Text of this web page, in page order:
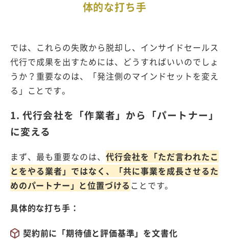
体的な打ち手
では、これらの失敗から脱却し、インサイドセールス
代行で成果を出すためには、どうすればいいのでしょ
うか？重要なのは、「発注側のマインドセットを変え
る」ことです。
1. 代行会社を「作業者」から「パートナー」
に変える
まず、最も重要なのは、代行会社を「ただ言われたこ
とをやる業者」ではなく、「共に事業を成長させるた
めのパートナー」と位置づける ことです。
具体的な打ち手：
契約前に「期待値と評価基準」を文書化